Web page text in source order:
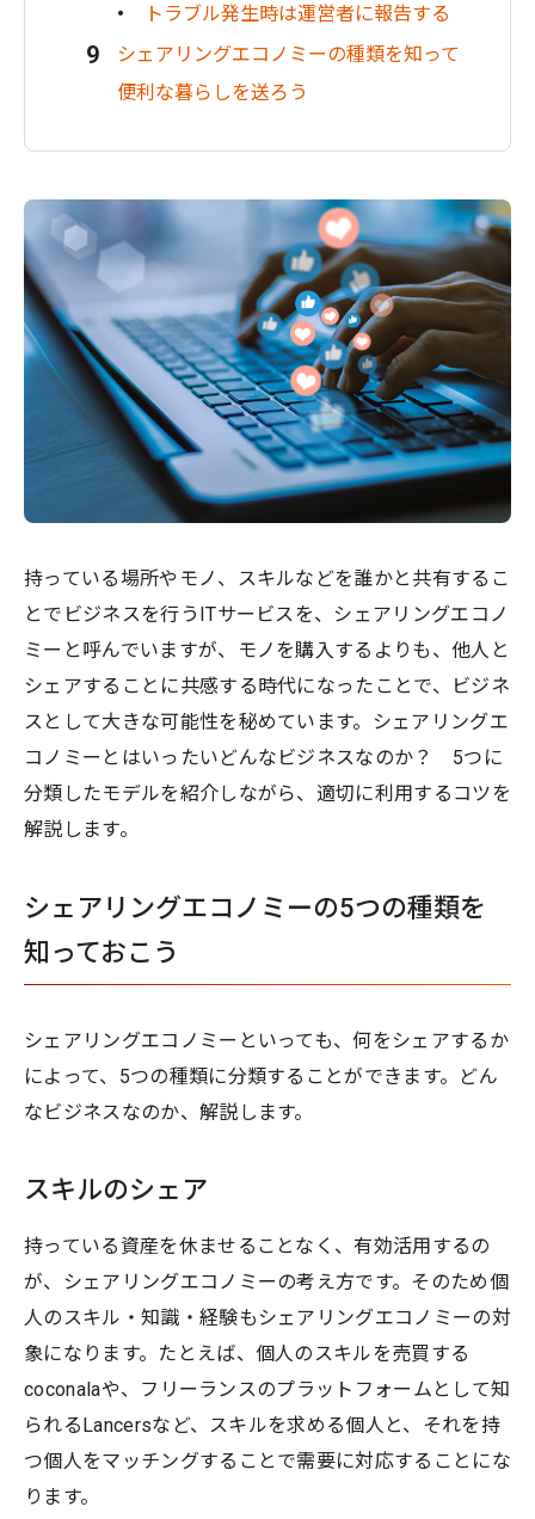
トラブル発生時は運営者に報告する
シェアリングエコノミーの種類を知って
便利な暮らしを送ろう
持っている場所やモノ、スキルなどを誰かと共有するこ
とでビジネスを行うITサービスを、シェアリングエコノ
ミーと呼んでいますが、モノを購入するよりも、他人と
シェアすることに共感する時代になったことで、ビジネ
スとして大きな可能性を秘めています。シェアリングエ
コノミーとはいったいどんなビジネスなのか？ 5つに
分類したモデルを紹介しながら、適切に利用するコツを
解説します。
シェアリングエコノミーの5つの種類を
知っておこう
シェアリングエコノミーといっても、何をシェアするか
によって、5つの種類に分類することができます。どん
なビジネスなのか、解説します。
スキルのシェア
持っている資産を休ませることなく、有効活用するの
が、シェアリングエコノミーの考え方です。そのため個
人のスキル・知識・経験もシェアリングエコノミーの対
象になります。たとえば、個人のスキルを売買する
coconalaや、フリーランスのプラットフォームとして知
られるLancersなど、スキルを求める個人と、それを持
つ個人をマッチングすることで需要に対応することにな
ります。